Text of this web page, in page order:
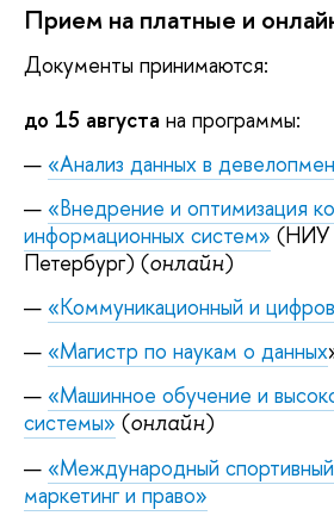
Прием на платные и
Документы принимаются:
до 15 августа на программы:
«Анализ данных в
«Внедрение и оптимизация
информационных систем» (НИУ
Петербург) (онлайн)
«Коммуникационный и
«Магистр по наукам о данных
«Машинное обучение и
системы» (онлайн)
«Международный
маркетинг и право»